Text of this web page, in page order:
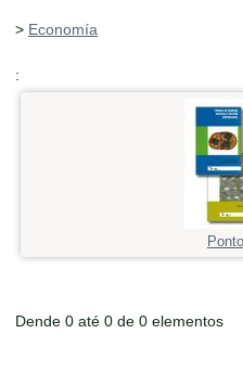
> Economía
:
Dende 0 até 0 de 0 elementos